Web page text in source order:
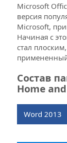
При
Microsoft
версия
Microsoft,
Начиная с
стал
Состав
Home
Word 2013